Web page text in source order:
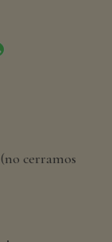
cerramos